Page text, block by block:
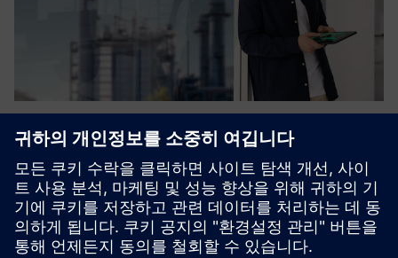
SIMATIC PCS 네오
객체 지향 데이터 관리 기능이 있는 웹 기반 프로세스 제어
시스템이에요.
SIMATIC PCS 네오 살펴보기